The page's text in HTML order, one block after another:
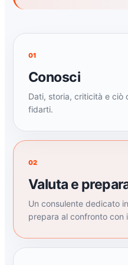
01
Conosci
Dati, storia, criticità e ciò
fidarti.
02
Valuta e
Un consulente dedicato
prepara al confronto con